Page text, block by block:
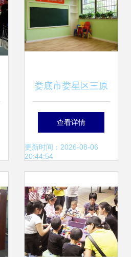
娄底市娄星区三原
色教育信息咨询 深
耕教育服务，点亮
查看详情
更新时间：2026-08-06
20:44:54